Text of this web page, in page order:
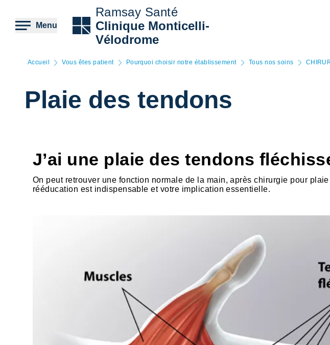
contenu
principal
Menu
Ramsay Santé
Clinique Monticelli-
Vélodrome
Accueil Vous êtes patient Pourquoi choisir notre établissement Tous nos soins
Plaie des tendons
J’ai une plaie des tendons
On peut retrouver une fonction normale de la main, après chirurgie pour
rééducation est indispensable et votre implication essentielle.